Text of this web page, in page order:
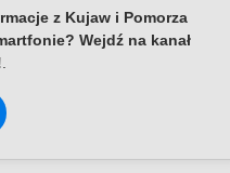
z Kujaw i Pomorza
Wejdź na kanał
.